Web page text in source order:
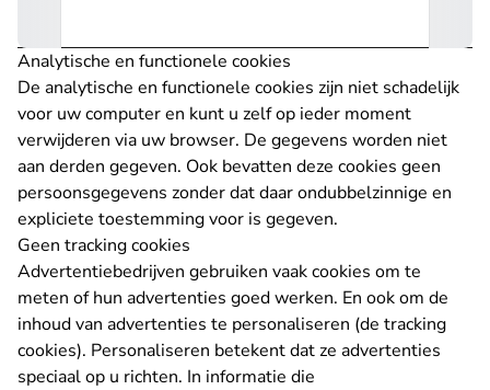
Analytische en functionele cookies
De analytische en functionele cookies zijn niet schadelijk
voor uw computer en kunt u zelf op ieder moment
verwijderen via uw browser. De gegevens worden niet
aan derden gegeven. Ook bevatten deze cookies geen
persoonsgegevens zonder dat daar ondubbelzinnige en
expliciete toestemming voor is gegeven.
Geen tracking cookies
Advertentiebedrijven gebruiken vaak cookies om te
meten of hun advertenties goed werken. En ook om de
inhoud van advertenties te personaliseren (de tracking
cookies). Personaliseren betekent dat ze advertenties
speciaal op u richten. In informatie die